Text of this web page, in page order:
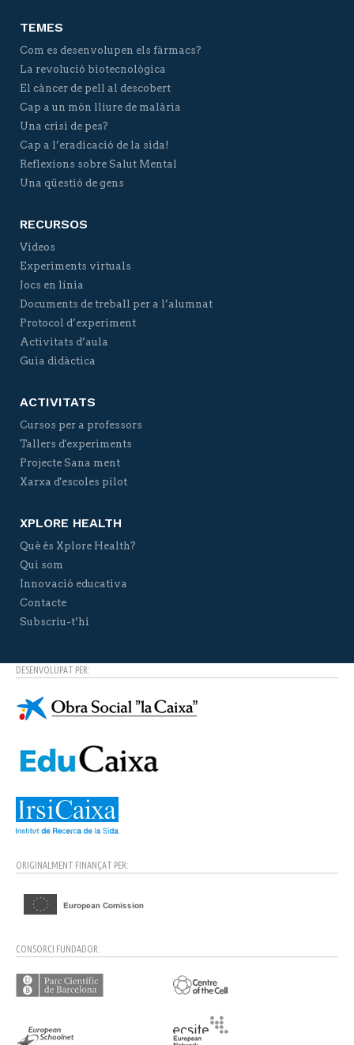
TEMES
Com es desenvolupen els fàrmacs?
La revolució biotecnològica
El càncer de pell al descobert
Cap a un món lliure de malària
Una crisi de pes?
Cap a l’eradicació de la sida!
Reflexions sobre Salut Mental
Una qüestió de gens
RECURSOS
Vídeos
Experiments virtuals
Jocs en línia
Documents de treball per a l’alumnat
Protocol d’experiment
Activitats d’aula
Guia didàctica
ACTIVITATS
Cursos per a professors
Tallers d'experiments
Projecte Sana ment
Xarxa d'escoles pilot
XPLORE HEALTH
Què és Xplore Health?
Qui som
Innovació educativa
Contacte
Subscriu-t’hi
DESENVOLUPAT PER:
ORIGINALMENT FINANÇAT PER:
CONSORCI FUNDADOR: